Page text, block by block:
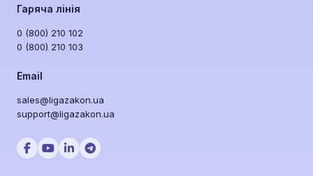
Гаряча лінія
0 (800) 210 102
0 (800) 210 103
Email
sales@ligazakon.ua
support@ligazakon.ua